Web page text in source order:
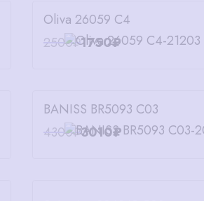
Oliva 26059 C4
2500₽1750₽
BANISS BR5093 C03
4300₽3010₽